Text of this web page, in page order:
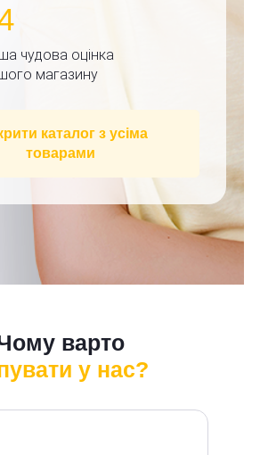
чудова оцінка
магазину
каталог з усіма
товарами
варто
у нас?